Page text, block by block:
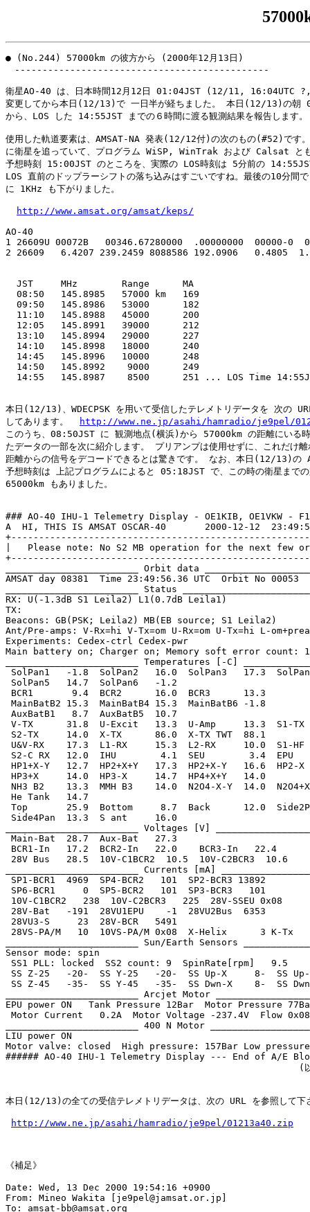
● (No.244) 57000km の彼方から (2000年12月13日)
----------------------------------------------
衛星AO-40 は、日本時間12月12日 01:04JST (12/11, 16:04UTC
変更してから本日(12/13)で 一日半が経ちました。 本日(12/13)の朝
から、LOS した 14:55JST までの６時間に渡る観測結果を報告します。
使用した軌道要素は、AMSAT-NA 発表(12/12付)の次のもの(#52)です
に衛星を追っていて、プログラム WiSP, WinTrak および Calsat と
予想時刻 15:00JST のところを、実際の LOS時刻は 5分前の
LOS 直前のドップラーシフトの落ち込みはすごいですね。最後の10分間
に 1KHz も下がりました。
http://www.amsat.org/amsat/keps/
AO-40
1 26609U 00072B   00346.67280000  .00000000  00000-0
2 26609   6.4207 239.2459 8088586 192.0906   0.4805
  JST     MHz        Range      MA
  08:50   145.8985   57000 km   169
  09:50   145.8986   53000      182
  11:10   145.8988   45000      200
  12:05   145.8991   39000      212
  13:10   145.8994   29000      227
  14:10   145.8998   18000      240
  14:45   145.8996   10000      248
  14:50   145.8992    9000      249
14:55   145.8987    8500      251 ... LOS Time
本日(12/13)、WDECPSK を用いて受信したテレメトリデータを 次の
してあります。
http://www.ne.jp/asahi/hamradio/je9pel/
このうち、08:50JST に 観測地点(横浜)から 57000km の距離にいる
たデータの一部を次に紹介します。 プリアンプは使用せずに、これだけ離
距離からの信号をデコードできるとは驚きです。 なお、本日(12/13)の
予想時刻は 上記プログラムによると 05:18JST で、この時の衛星まで
65000km もありました。
### AO-40 IHU-1 Telemetry Display - OE1KIB, OE1VKW -
A  HI, THIS IS AMSAT OSCAR-40       2000-12-12
|   Please note: No S2 MB operation for the next few
________________________ Orbit data
AMSAT day 08381  Time 23:49:56.36 UTC  Orbit No 00053
________________________ Status
RX: U(-1.3dB S1 Leila2) L1(0.7dB Leila1)
TX:
Beacons: GB(PSK; Leila2) MB(EB source; S1 Leila2)
Ant/Pre-amps: V-Rx=hi V-Tx=om U-Rx=om U-Tx=hi L-
Experiments: Cedex-ctrl Cedex-pwr
Main battery on; Charger on; Memory soft error count: 1
________________________ Temperatures [-C]
SolPan1   -1.8  SolPan2   16.0  SolPan3   17.3
SolPan5   14.7  SolPan6   -1.2
BCR1       9.4  BCR2      16.0  BCR3      13.3
MainBatB2 15.3  MainBatB4 15.3  MainBatB6 -1.8
AuxBatB1   8.7  AuxBatB5  10.7
V-TX      31.8  U-Excit   13.3  U-Amp     13.3  S1-
S2-TX     14.0  X-TX      86.0  X-TX TWT  88.1
U&V-RX    17.3  L1-RX     15.3  L2-RX     10.0  S1-HF
S2-C RX   12.0  IHU        4.1  SEU        3.4  EPU
HP1+X-Y   12.7  HP2+X+Y   17.3  HP2+X-Y   16.6  HP2-
HP3+X     14.0  HP3-X     14.7  HP4+X+Y   14.0
NH3 B2    13.3  MMH B3    14.0  N2O4-X-Y  14.0
He Tank   14.7
Top       25.9  Bottom     8.7  Back      12.0
Side4Pan  13.3  S ant     16.0
________________________ Voltages [V]
Main-Bat  28.7  Aux-Bat   27.3
BCR1-In   17.2  BCR2-In   22.0    BCR3-In   22.4
28V Bus   28.5  10V-C1BCR2  10.5  10V-C2BCR3  10.6
________________________ Currents [mA]
SP1-BCR1  4969  SP4-BCR2   101  SP2-BCR3 13892
SP6-BCR1     0  SP5-BCR2   101  SP3-BCR3   101
10V-C1BCR2   238  10V-C2BCR3   225  28V-SSEU 0x08
28V-Bat   -191  28VU1EPU    -1  28VU2Bus  6353
28VU3-S     23  28V-BCR   5491
28VS-PA/M   10  10VS-PA/M 0x08  X-Helix      3 K-Tx
________________________ Sun/Earth Sensors
Sensor mode: spin
SS1 PLL: locked  SS2 count: 9  SpinRate[rpm]   9.5
SS Z-25   -20-  SS Y-25   -20-  SS Up-X     8-  SS
SS Z-45   -35-  SS Y-45   -35-  SS Dwn-X    8-  SS
________________________ Arcjet Motor
EPU power ON   Tank Pressure 12Bar  Motor Pressure
Motor Current   0.2A  Motor Voltage -237.4V  Flow 0x08
________________________ 400 N Motor
LIU power ON
Motor valve: closed  High pressure: 157Bar Low
###### AO-40 IHU-1 Telemetry Display --- End of A/E
(以
本日(12/13)の全ての受信テレメトリデータは、次の URL を参照して下
http://www.ne.jp/asahi/hamradio/je9pel/01213a40.zip
《補足》
Date: Wed, 13 Dec 2000 19:54:16 +0900
From: Mineo Wakita [je9pel@jamsat.or.jp]
To: amsat-bb@amsat.org